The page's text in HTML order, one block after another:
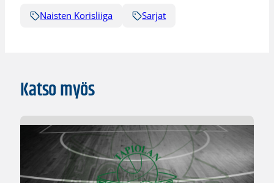
Naisten Korisliiga Sarjat
Katso myös